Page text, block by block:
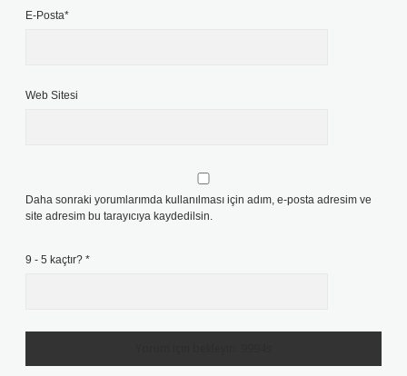
E-Posta*
Web Sitesi
Daha sonraki yorumlarımda kullanılması için adım, e-posta adresim ve
site adresim bu tarayıcıya kaydedilsin.
9 - 5 kaçtır? *